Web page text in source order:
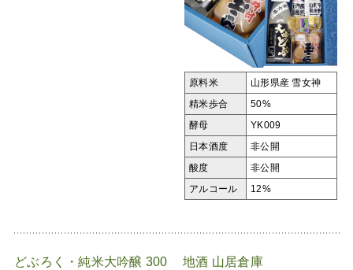
原料米 山形県産 雪女神
精米歩合 50%
酵母 YK009
日本酒度 非公開
酸度 非公開
アルコール 12%
どぶろく・純米大吟醸 300
地酒 山居倉庫